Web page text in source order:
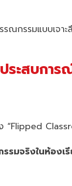
รณกรรมแบบเจา
ะสบการ
“Flipped
รมจริงในห้องเ